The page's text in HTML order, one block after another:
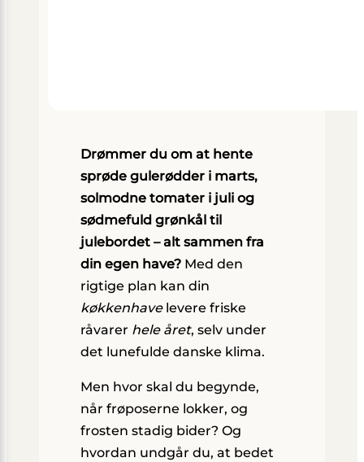
Drømmer du om at hente
sprøde gulerødder i marts,
solmodne tomater i juli og
sødmefuld grønkål til
julebordet – alt sammen fra
din egen have?Med den
rigtige plan kan din
køkkenhavelevere friske
råvarer hele året, selv under
det lunefulde danske klima.
Men hvor skal du begynde,
når frøposerne lokker, og
frosten stadig bider? Og
hvordan undgår du, at bedet